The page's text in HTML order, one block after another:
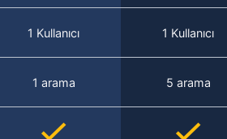
1 Kullanıcı 1 Kullanıcı
1 arama 5 arama